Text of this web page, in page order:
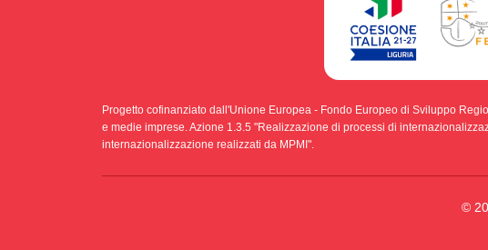
Progetto cofinanziato dall'Unione Europea - Fondo Europeo di Sviluppo
e medie imprese. Azione 1.3.5 "Realizzazione di processi di
internazionalizzazione realizzati da MPMI".
©